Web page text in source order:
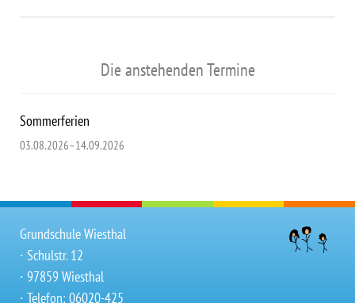
Die anstehenden Termine
Sommerferien
03.08.2026–14.09.2026
Grundschule Wiesthal
∙ Schulstr. 12
∙ 97859 Wiesthal
∙ Telefon: 06020-425